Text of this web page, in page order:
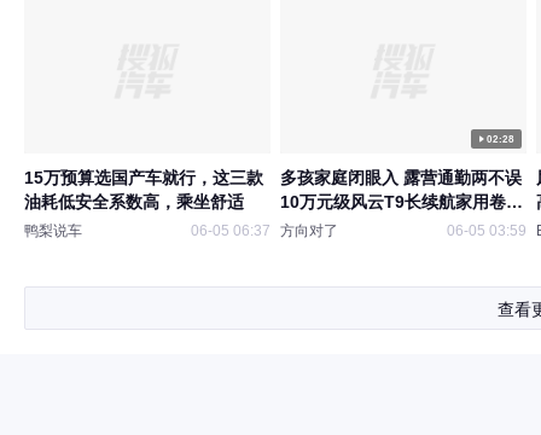
15万预算选国产车就行，这三款
油耗低安全系数高，乘坐舒适
鸭梨说车 06-05 06:37
02:28
多孩家庭闭眼入 露营通勤两不误
10万元级风云T9长续航家用卷王
SUV
方向对了 06-05 03:59
查看